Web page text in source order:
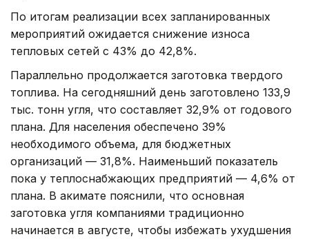
По итогам реализации всех запланированных
мероприятий ожидается снижение износа
тепловых сетей с 43% до 42,8%.
Параллельно продолжается заготовка твердого
топлива. На сегодняшний день заготовлено 133,9
тыс. тонн угля, что составляет 32,9% от годового
плана. Для населения обеспечено 39%
необходимого объема, для бюджетных
организаций — 31,8%. Наименьший показатель
пока у теплоснабжающих предприятий — 4,6% от
плана. В акимате пояснили, что основная
заготовка угля компаниями традиционно
начинается в августе, чтобы избежать ухудшения